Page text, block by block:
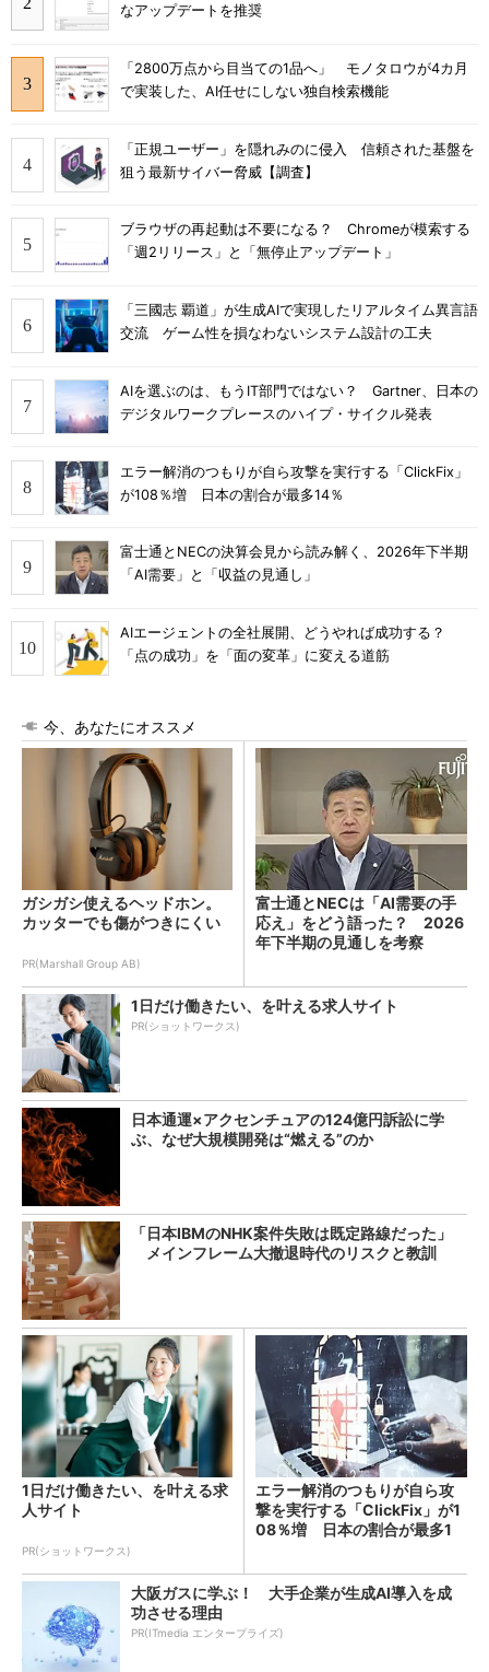
なアップデートを推奨
「2800万点から目当ての1品へ」 モノタロウが4カ月
で実装した、AI任せにしない独自検索機能
「正規ユーザー」を隠れみのに侵入 信頼された基盤を
狙う最新サイバー脅威【調査】
ブラウザの再起動は不要になる？ Chromeが模索する
「週2リリース」と「無停止アップデート」
「三國志 覇道」が生成AIで実現したリアルタイム異言語
交流 ゲーム性を損なわないシステム設計の工夫
AIを選ぶのは、もうIT部門ではない？ Gartner、日本の
デジタルワークプレースのハイプ・サイクル発表
エラー解消のつもりが自ら攻撃を実行する「ClickFix」
が108％増 日本の割合が最多14％
富士通とNECの決算会見から読み解く、2026年下半期
「AI需要」と「収益の見通し」
AIエージェントの全社展開、どうやれば成功する？
「点の成功」を「面の変革」に変える道筋
今、あなたにオススメ
ガシガシ使えるヘッドホン。
カッターでも傷がつきにくい
PR(Marshall Group AB)
富士通とNECは「AI需要の手
応え」をどう語った？ 2026
年下半期の見通しを考察
1日だけ働きたい、を叶える求人サイト
PR(ショットワークス)
日本通運×アクセンチュアの124億円訴訟に学
ぶ、なぜ大規模開発は“燃える”のか
「日本IBMのNHK案件失敗は既定路線だった」
メインフレーム大撤退時代のリスクと教訓
1日だけ働きたい、を叶える求
人サイト
PR(ショットワークス)
エラー解消のつもりが自ら攻
撃を実行する「ClickFix」が1
08％増 日本の割合が最多1
大阪ガスに学ぶ！ 大手企業が生成AI導入を成
功させる理由
PR(ITmedia エンタープライズ)